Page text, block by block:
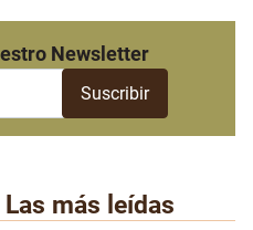
Newsletter
Las más leídas